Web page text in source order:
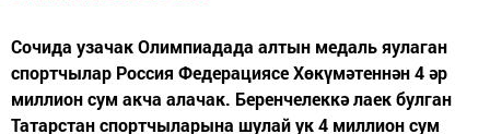
Сочида узачак Олимпиадада алтын медаль яулаган
спортчылар Россия Федерациясе Хөкүмәтеннән 4 әр
миллион сум акча алачак. Беренчелеккә лаек булган
Татарстан спортчыларына шулай ук 4 миллион сум